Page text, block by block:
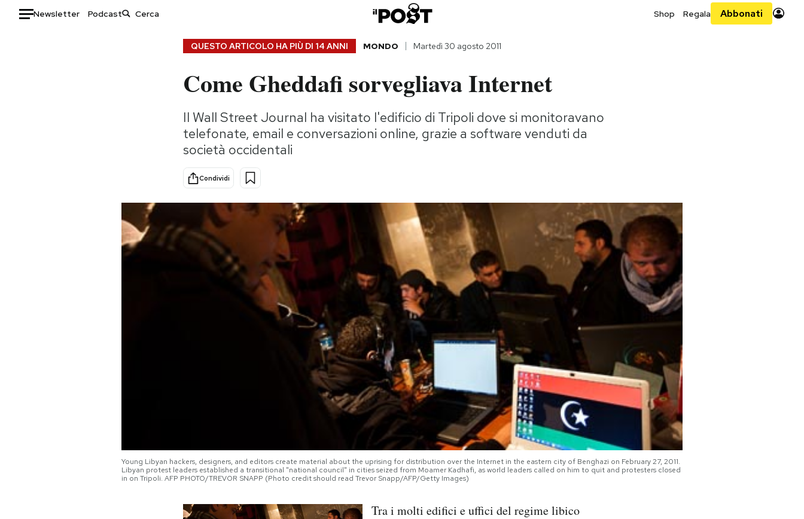
Newsletter Podcast Shop Regala Abbonati
Consumismi
Storie/Idee
Ok Boomer!
Europa
Mondiali calcio 2026
QUESTO ARTICOLO HA PIÙ DI 14 ANNI MONDO Martedì 30 agosto 2011
Come Gheddafi sorvegliava Internet
Il Wall Street Journal ha visitato l'edificio di Tripoli dove si monitoravano
telefonate, email e conversazioni online, grazie a software venduti da
società occidentali
Condividi
Young Libyan hackers, designers, and editors create material about the uprising for distribution over the Internet in the eastern city of Benghazi on February 27, 2011.
Libyan protest leaders established a transitional "national council" in cities seized from Moamer Kadhafi, as world leaders called on him to quit and protesters closed
in on Tripoli. AFP PHOTO/TREVOR SNAPP (Photo credit should read Trevor Snapp/AFP/Getty Images)
Tra i molti edifici e uffici del regime libico